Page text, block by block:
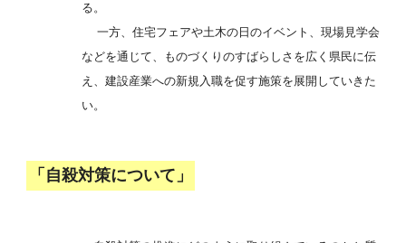
る。
一方、住宅フェアや土木の日のイベント、現場見学会
などを通じて、ものづくりのすばらしさを広く県民に伝
え、建設産業への新規入職を促す施策を展開していきた
い。
「自殺対策について」